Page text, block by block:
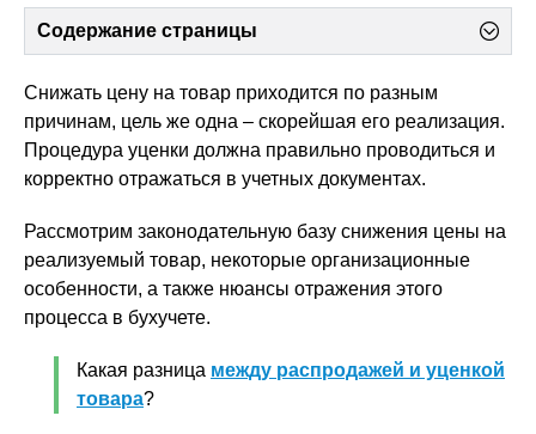
Содержание страницы
Снижать цену на товар приходится по разным
причинам, цель же одна – скорейшая его реализация.
Процедура уценки должна правильно проводиться и
корректно отражаться в учетных документах.
Рассмотрим законодательную базу снижения цены на
реализуемый товар, некоторые организационные
особенности, а также нюансы отражения этого
процесса в бухучете.
Какая разница между распродажей и уценкой
товара?